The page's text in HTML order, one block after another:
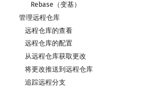
Rebase（变基）
管理远程仓库
远程仓库的查看
远程仓库的配置
从远程仓库获取更改
将更改推送到远程仓库
追踪远程分支